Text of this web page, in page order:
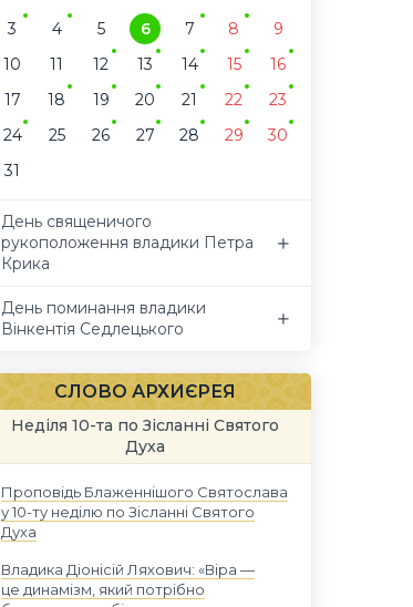
3
4 5 6 7 8
9
10
11 12 13 14 15
16
17
18 19 20 21 22
23
24
25 26 27 28 29
30
31
День священичого
рукоположення владики Петра
Крика
День поминання владики
Вінкентія Седлецького
СЛОВО АРХИЄРЕЯ
Неділя 10-та по Зісланні Святого
Духа
Проповідь Блаженнішого Святослава
у 10-ту неділю по Зісланні Святого
Духа
Владика Діонісій Ляхович: «Віра —
це динамізм, який потрібно